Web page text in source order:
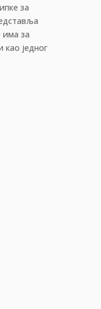
за
има за
једног